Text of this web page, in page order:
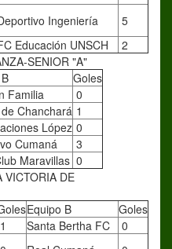
Ingeniería
5
Educación UNSCH
2
SENIOR "A"
Goles
Familia
0
Chanchará 1
López 0
Cumaná
3
Maravillas 0
VICTORIA DE
Equipo B
Goles
1 Santa Bertha FC
0